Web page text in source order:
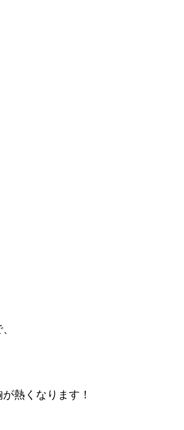
熱くなります！